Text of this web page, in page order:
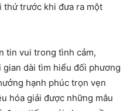
thứ trước khi đưa ra một
tin vui trong tình cảm,
dài tìm hiểu đối phương
hạnh phúc trọn vẹn
hóa giải được những mâu